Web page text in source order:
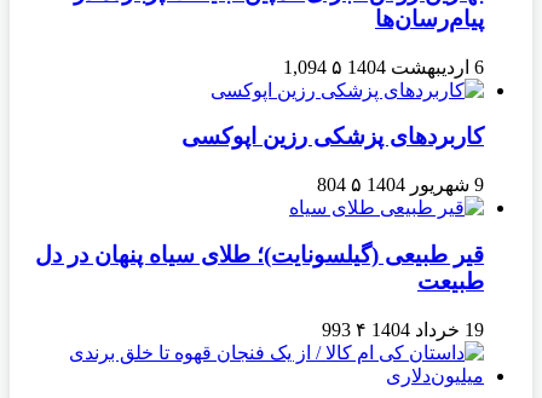
پیام‌رسان‌ها
6 اردیبهشت 1404 ۵ 1,094
کاربردهای پزشکی رزین اپوکسی
9 شهریور 1404 ۵ 804
قیر طبیعی (گیلسونایت)؛ طلای سیاه پنهان در دل
طبیعت
19 خرداد 1404 ۴ 993